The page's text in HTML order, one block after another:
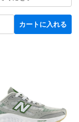
カートに入れる